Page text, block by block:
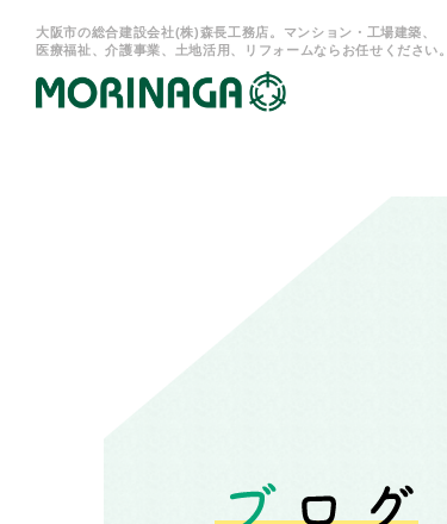
大阪市の総合建設会社(株)森長工務店。マンション・工場建築、
医療福祉、介護事業、土地活用、リフォームならお任せください。